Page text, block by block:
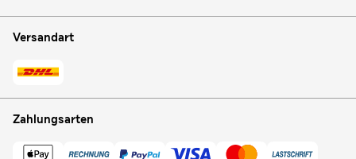
Versandart
Zahlungsarten